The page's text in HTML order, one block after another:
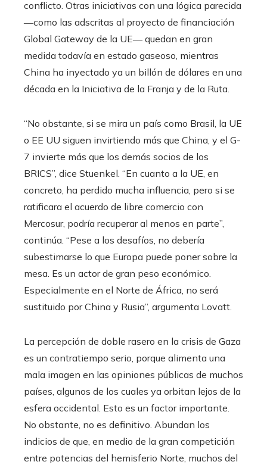
conflicto. Otras iniciativas con una lógica parecida
―como las adscritas al proyecto de financiación
Global Gateway de la UE― quedan en gran
medida todavía en estado gaseoso, mientras
China ha inyectado ya un billón de dólares en una
década en la Iniciativa de la Franja y de la Ruta.
“No obstante, si se mira un país como Brasil, la UE
o EE UU siguen invirtiendo más que China, y el G-
7 invierte más que los demás socios de los
BRICS”, dice Stuenkel. “En cuanto a la UE, en
concreto, ha perdido mucha influencia, pero si se
ratificara el acuerdo de libre comercio con
Mercosur, podría recuperar al menos en parte”,
continúa. “Pese a los desafíos, no debería
subestimarse lo que Europa puede poner sobre la
mesa. Es un actor de gran peso económico.
Especialmente en el Norte de África, no será
sustituido por China y Rusia”, argumenta Lovatt.
La percepción de doble rasero en la crisis de Gaza
es un contratiempo serio, porque alimenta una
mala imagen en las opiniones públicas de muchos
países, algunos de los cuales ya orbitan lejos de la
esfera occidental. Esto es un factor importante.
No obstante, no es definitivo. Abundan los
indicios de que, en medio de la gran competición
entre potencias del hemisferio Norte, muchos del